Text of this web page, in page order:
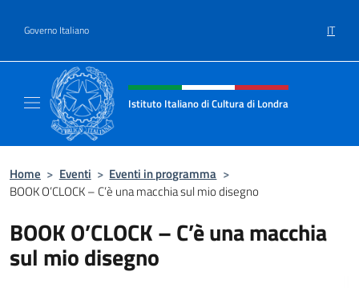
Governo Italiano IT
Intestazione sito, social e menù
Istituto Italiano di Cultura di Londra
Home > Eventi > Eventi in programma >
BOOK O’CLOCK – C’è una macchia sul mio disegno
BOOK O’CLOCK – C’è una macchia
sul mio disegno